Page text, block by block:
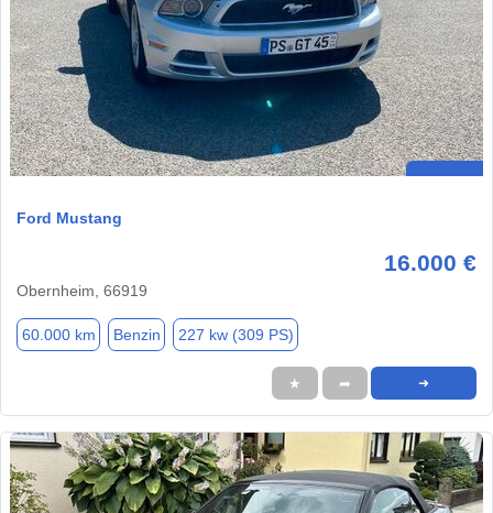
Ford Mustang
16.000 €
Obernheim, 66919
60.000 km Benzin 227 kw (309 PS)
★ ➦ ➜